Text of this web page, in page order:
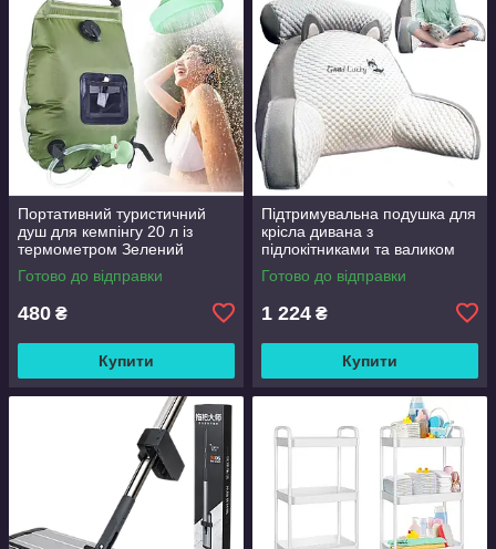
Портативний туристичний
душ для кемпінгу 20 л із
термометром Зелений
Готово до відправки
480 ₴
Купити
Підтримувальна подушка для
крісла дивана з
підлокітниками та валиком
Good Lucky
Готово до відправки
1 224 ₴
Купити